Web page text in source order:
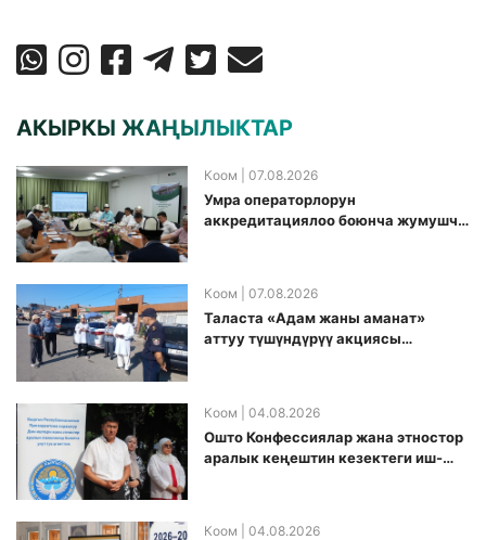
АКЫРКЫ ЖАҢЫЛЫКТАР
Коом | 07.08.2026
Умра операторлорун
аккредитациялоо боюнча жумушчу
Коом | 07.08.2026
Таласта «Адам жаны аманат»
аттуу түшүндүрүү акциясы
Коом | 04.08.2026
Ошто Конфессиялар жана этностор
аралык кеңештин кезектеги иш-
Коом | 04.08.2026